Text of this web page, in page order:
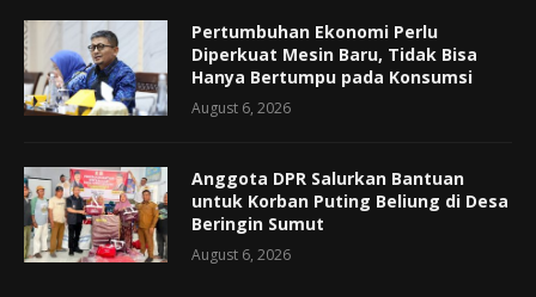
Pertumbuhan Ekonomi Perlu
Diperkuat Mesin Baru, Tidak Bisa
Hanya Bertumpu pada Konsumsi
August 6, 2026
Anggota DPR Salurkan Bantuan
untuk Korban Puting Beliung di Desa
Beringin Sumut
August 6, 2026